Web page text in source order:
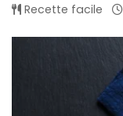
Recette facile